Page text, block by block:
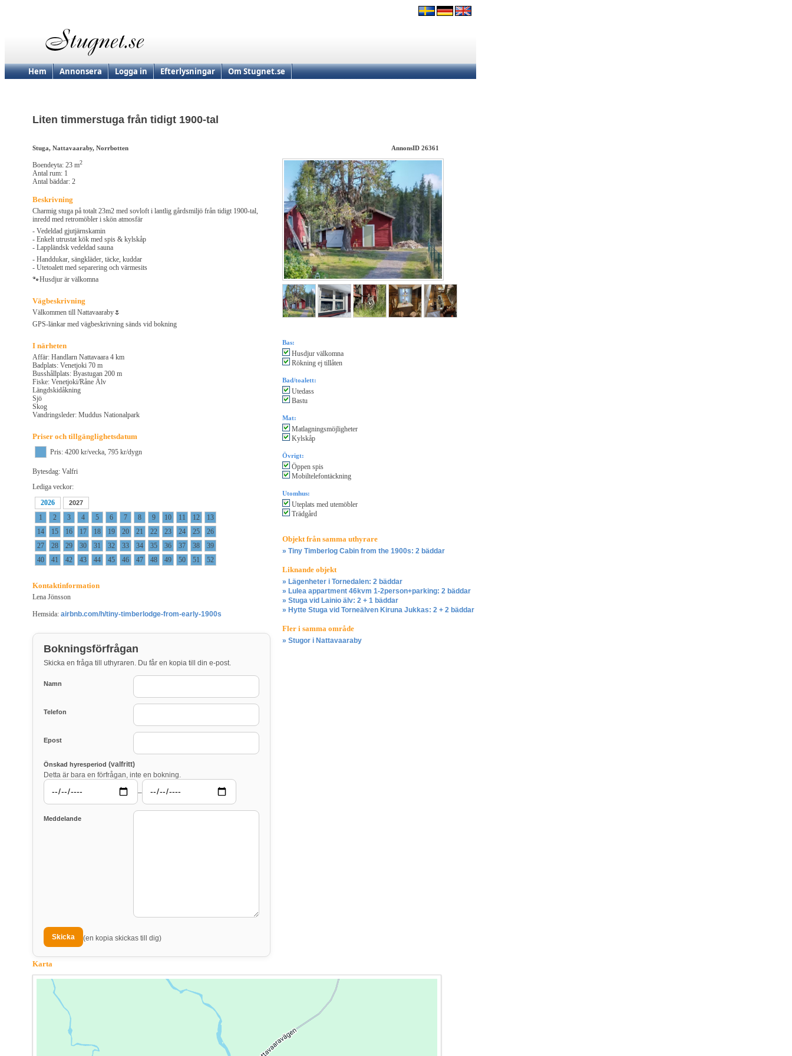
Hem Annonsera Logga in Efterlysningar Om Stugnet.se
Liten timmerstuga från tidigt 1900-tal
Stuga, Nattavaaraby, Norrbotten AnnonsID 26361
Boendeyta: 23 m2
Antal rum: 1
Antal bäddar: 2
Beskrivning
Charmig stuga på totalt 23m2 med sovloft i lantlig gårdsmiljö från tidigt 1900-tal,
inredd med retromöbler i skön atmosfär
- Vedeldad gjutjärnskamin
- Enkelt utrustat kök med spis & kylskåp
- Lappländsk vedeldad sauna
- Handdukar, sängkläder, täcke, kuddar
- Utetoalett med separering och värmesits
🐾Husdjur är välkomna
Vägbeskrivning
Välkommen till Nattavaaraby🌷
GPS-länkar med vägbeskrivning sänds vid bokning
I närheten
Affär: Handlarn Nattavaara 4 km
Badplats: Venetjoki 70 m
Busshållplats: Byastugan 200 m
Fiske: Venetjoki/Råne Älv
Längdskidåkning
Sjö
Skog
Vandringsleder: Muddus Nationalpark
Priser och tillgänglighetsdatum
Pris: 4200 kr/vecka, 795 kr/dygn
Bytesdag: Valfri
Lediga veckor:
2026
2027
1 2 3 4 5 6 7 8 9 10 11 12
13
14
15 16 17 18 19 20 21 22 23 24 25
26
27
28 29 30 31 32 33 34 35 36 37 38
39
40
41 42 43 44 45 46 47 48 49 50 51 52
Kontaktinformation
Lena Jönsson
Hemsida: airbnb.com/h/tiny-timberlodge-from-early-1900s
Bokningsförfrågan
Skicka en fråga till uthyraren. Du får en kopia till din e-post.
Namn
Telefon
Epost
Önskad hyresperiod (valfritt)
Detta är bara en förfrågan, inte en bokning.
–
Meddelande
(en kopia skickas till dig)
Bas:
Husdjur välkomna
Rökning ej tillåten
Bad/toalett:
Utedass
Bastu
Mat:
Matlagningsmöjligheter
Kylskåp
Övrigt:
Öppen spis
Mobiltelefontäckning
Utomhus:
Uteplats med utemöbler
Trädgård
Objekt från samma uthyrare
» Tiny Timberlog Cabin from the 1900s: 2 bäddar
Liknande objekt
» Lägenheter i Tornedalen: 2 bäddar
» Lulea appartment 46kvm 1-2person+parking: 2 bäddar
» Stuga vid Lainio älv: 2 + 1 bäddar
» Hytte Stuga vid Torneälven Kiruna Jukkas: 2 + 2 bäddar
Fler i samma område
» Stugor i Nattavaaraby
Karta